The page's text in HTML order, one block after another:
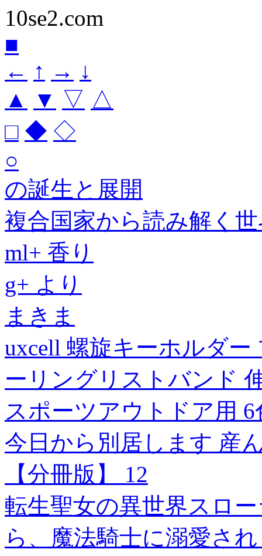
10se2.com
■
← ↑ → ↓
▲
▼ ▽ △
□ ◆ ◇
○
の誕生と展開
複合国家から読み解く
ml+ 香り
g+ より
まきま
uxcell 螺旋キーホルダ
ーリングリストバンド
スポーツアウトドア用 6
今日から別居します 産
【分冊版】 12
転生聖女の異世界スロ
ら、魔法騎士に溺愛さ